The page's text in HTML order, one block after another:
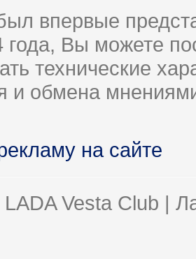
впервые
года, Вы можете
технические
и обмена
на сайте
Vesta Club |